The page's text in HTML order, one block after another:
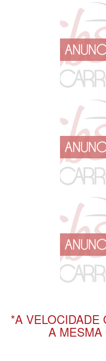
*A VELOCIDADE
A MESMA